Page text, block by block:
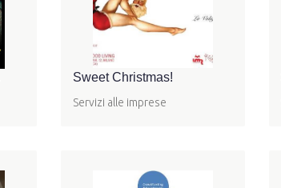
Sweet Christmas!
Servizi alle imprese